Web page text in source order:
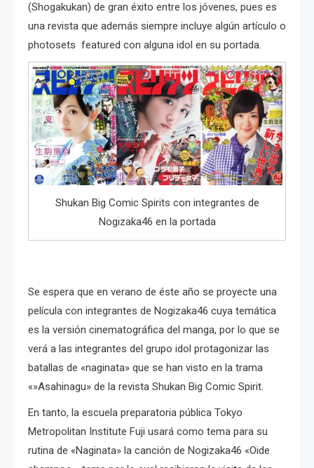
(Shogakukan) de gran éxito entre los jóvenes, pues es
una revista que además siempre incluye algún artículo o
photosets featured con alguna idol en su portada.
Shukan Big Comic Spirits con integrantes de
Nogizaka46 en la portada
Se espera que en verano de éste año se proyecte una
película con integrantes de Nogizaka46 cuya temática
es la versión cinematográfica del manga, por lo que se
verá a las integrantes del grupo idol protagonizar las
batallas de «naginata» que se han visto en la trama
«»Asahinagu» de la revista Shukan Big Comic Spirit.
En tanto, la escuela preparatoria pública Tokyo
Metropolitan Institute Fuji usará como tema para su
rutina de «Naginata» la canción de Nogizaka46 «Oide